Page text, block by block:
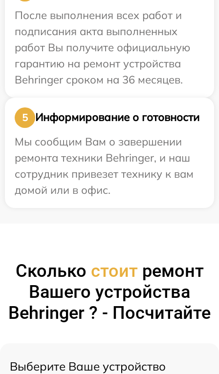
После выполнения всех работ и
подписания акта выполненных
работ Вы получите официальную
гарантию на ремонт устройства
Behringer сроком на 36 месяцев.
5
Информирование о готовности
Мы сообщим Вам о завершении
ремонта техники Behringer, и наш
сотрудник привезет технику к вам
домой или в офис.
Сколько стоитремонт
Вашего устройства
Behringer ? - Посчитайте
Выберите Ваше устройство